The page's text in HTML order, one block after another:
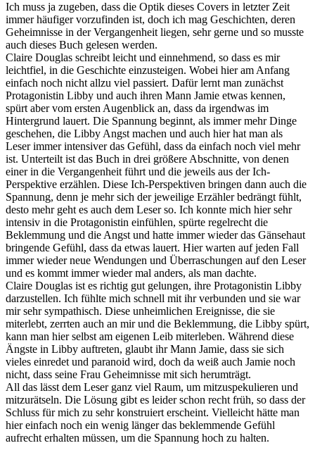
Ich muss ja zugeben, dass die Optik dieses Covers in letzter Zeit
immer häufiger vorzufinden ist, doch ich mag Geschichten, deren
Geheimnisse in der Vergangenheit liegen, sehr gerne und so musste
auch dieses Buch gelesen werden.
Claire Douglas schreibt leicht und einnehmend, so dass es mir
leichtfiel, in die Geschichte einzusteigen. Wobei hier am Anfang
einfach noch nicht allzu viel passiert. Dafür lernt man zunächst
Protagonistin Libby und auch ihren Mann Jamie etwas kennen,
spürt aber vom ersten Augenblick an, dass da irgendwas im
Hintergrund lauert. Die Spannung beginnt, als immer mehr Dinge
geschehen, die Libby Angst machen und auch hier hat man als
Leser immer intensiver das Gefühl, dass da einfach noch viel mehr
ist. Unterteilt ist das Buch in drei größere Abschnitte, von denen
einer in die Vergangenheit führt und die jeweils aus der Ich-
Perspektive erzählen. Diese Ich-Perspektiven bringen dann auch die
Spannung, denn je mehr sich der jeweilige Erzähler bedrängt fühlt,
desto mehr geht es auch dem Leser so. Ich konnte mich hier sehr
intensiv in die Protagonistin einfühlen, spürte regelrecht die
Beklemmung und die Angst und hatte immer wieder das Gänsehaut
bringende Gefühl, dass da etwas lauert. Hier warten auf jeden Fall
immer wieder neue Wendungen und Überraschungen auf den Leser
und es kommt immer wieder mal anders, als man dachte.
Claire Douglas ist es richtig gut gelungen, ihre Protagonistin Libby
darzustellen. Ich fühlte mich schnell mit ihr verbunden und sie war
mir sehr sympathisch. Diese unheimlichen Ereignisse, die sie
miterlebt, zerrten auch an mir und die Beklemmung, die Libby spürt,
kann man hier selbst am eigenen Leib miterleben. Während diese
Ängste in Libby auftreten, glaubt ihr Mann Jamie, dass sie sich
vieles einredet und paranoid wird, doch da weiß auch Jamie noch
nicht, dass seine Frau Geheimnisse mit sich herumträgt.
All das lässt dem Leser ganz viel Raum, um mitzuspekulieren und
mitzurätseln. Die Lösung gibt es leider schon recht früh, so dass der
Schluss für mich zu sehr konstruiert erscheint. Vielleicht hätte man
hier einfach noch ein wenig länger das beklemmende Gefühl
aufrecht erhalten müssen, um die Spannung hoch zu halten.